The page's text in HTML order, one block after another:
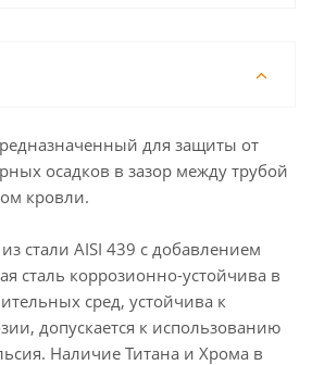
для защиты от
осадков в зазор между трубой
кровли.
стали AISI 439 с добавлением
сталь коррозионно-устойчива в
сред, устойчива к
допускается к использованию
Наличие Титана и Хрома в